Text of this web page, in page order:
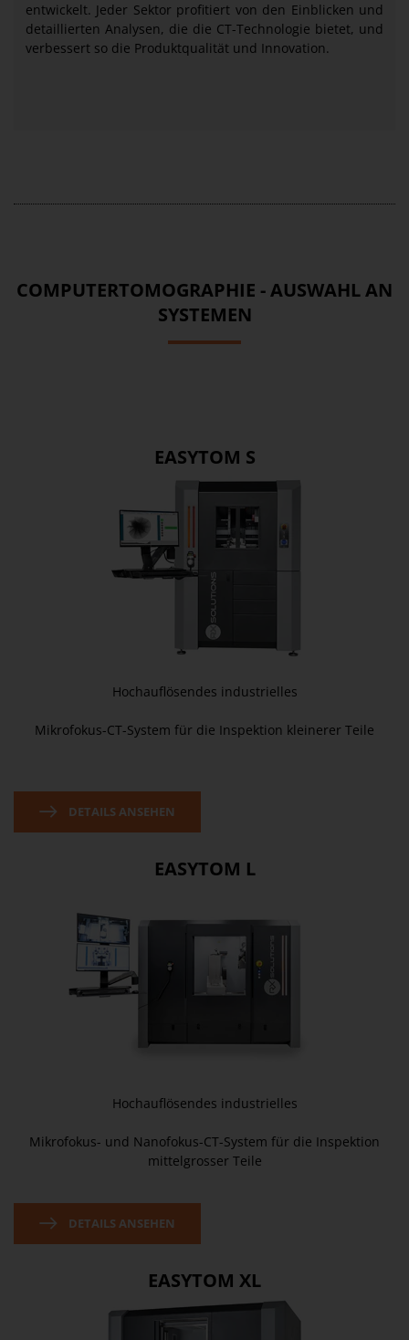
entwickelt. Jeder Sektor profitiert von den Einblicken und
detaillierten Analysen, die die CT-Technologie bietet, und
verbessert so die Produktqualität und Innovation.
COMPUTERTOMOGRAPHIE - AUSWAHL AN
SYSTEMEN
EASYTOM S
Hochauflösendes industrielles
Mikrofokus-CT-System für die Inspektion kleinerer Teile
DETAILS ANSEHEN
EASYTOM L
Hochauflösendes industrielles
Mikrofokus- und Nanofokus-CT-System für die Inspektion
mittelgrosser Teile
DETAILS ANSEHEN
EASYTOM XL